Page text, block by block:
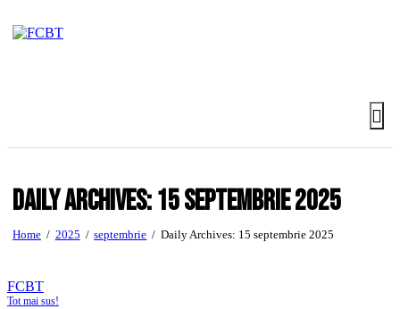
Daily Archives: 15 septembrie 2025
Home 2025 septembrie Daily Archives: 15 septembrie 2025
FCBT
Tot mai sus!